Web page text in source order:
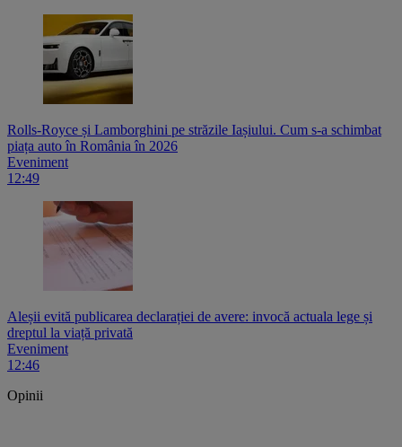
Rolls-Royce și Lamborghini pe străzile Iașiului. Cum s-a schimbat
piața auto în România în 2026
Eveniment
12:49
Aleșii evită publicarea declarației de avere: invocă actuala lege și
dreptul la viață privată
Eveniment
12:46
Opinii